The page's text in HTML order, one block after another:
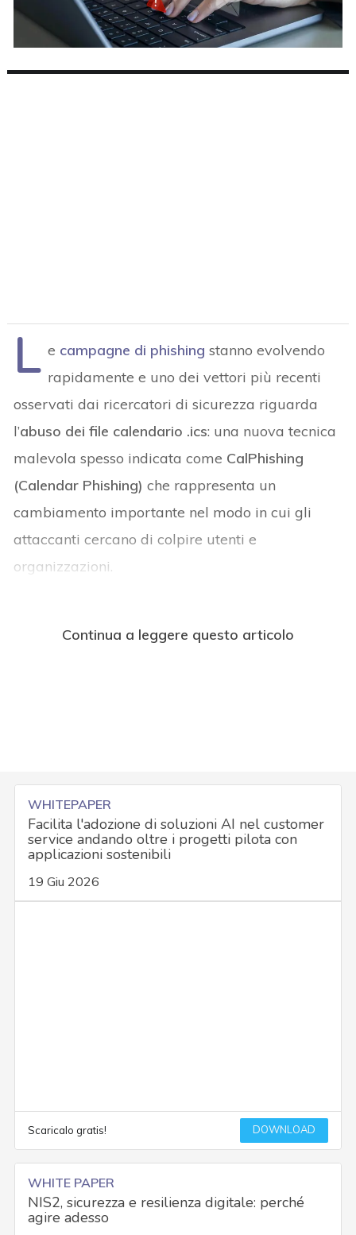
L e campagne di phishing stanno evolvendo
rapidamente e uno dei vettori più recenti
osservati dai ricercatori di sicurezza riguarda
l’abuso dei file calendario .ics: una nuova tecnica
malevola spesso indicata come CalPhishing
(Calendar Phishing) che rappresenta un
cambiamento importante nel modo in cui gli
attaccanti cercano di colpire utenti e
organizzazioni.
Continua a leggere questo articolo
WHITEPAPER
Facilita l'adozione di soluzioni AI nel customer
service andando oltre i progetti pilota con
applicazioni sostenibili
19 Giu 2026
Scaricalo gratis! DOWNLOAD
WHITE PAPER
NIS2, sicurezza e resilienza digitale: perché
agire adesso